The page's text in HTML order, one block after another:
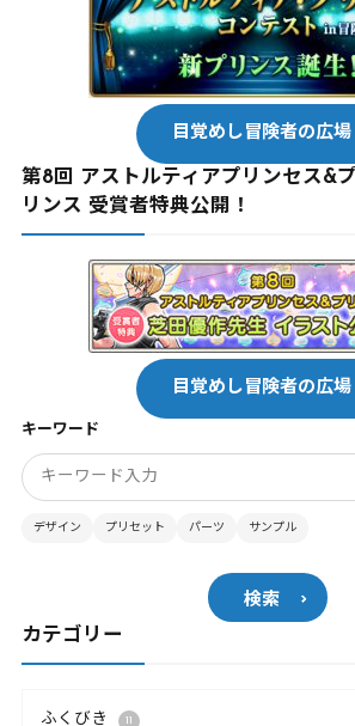
目覚めし冒険者の広場
第8回 アストルティアプリンセス&プ
リンス 受賞者特典公開！
目覚めし冒険者の広場
キーワード
デザイン プリセット パーツ サンプル
検索
カテゴリー
ふくびき 11